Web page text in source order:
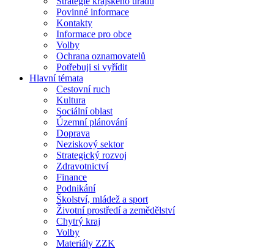
Povinné informace
Kontakty
Informace pro obce
Volby
Ochrana oznamovatelů
Potřebuji si vyřídit
Hlavní témata
Cestovní ruch
Kultura
Sociální oblast
Územní plánování
Doprava
Neziskový sektor
Strategický rozvoj
Zdravotnictví
Finance
Podnikání
Školství, mládež a sport
Životní prostředí a zemědělství
Chytrý kraj
Volby
Materiály ZZK